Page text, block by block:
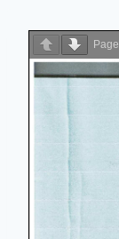
Page